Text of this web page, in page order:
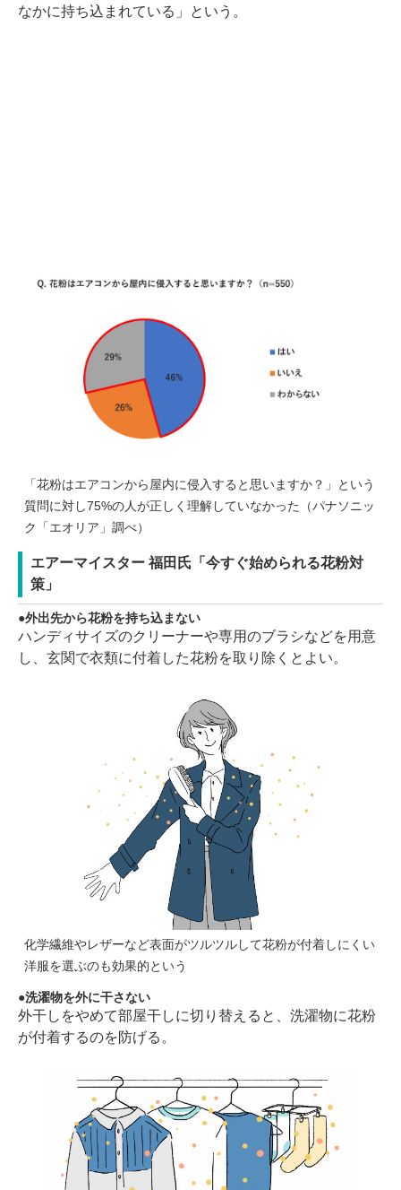
なかに持ち込まれている」という。
「花粉はエアコンから屋内に侵入すると思いますか？」という
質問に対し75%の人が正しく理解していなかった（パナソニッ
ク「エオリア」調べ）
エアーマイスター 福田氏「今すぐ始められる花粉対
策」
外出先から花粉を持ち込まない
ハンディサイズのクリーナーや専用のブラシなどを用意
し、玄関で衣類に付着した花粉を取り除くとよい。
化学繊維やレザーなど表面がツルツルして花粉が付着しにくい
洋服を選ぶのも効果的という
洗濯物を外に干さない
外干しをやめて部屋干しに切り替えると、洗濯物に花粉
が付着するのを防げる。